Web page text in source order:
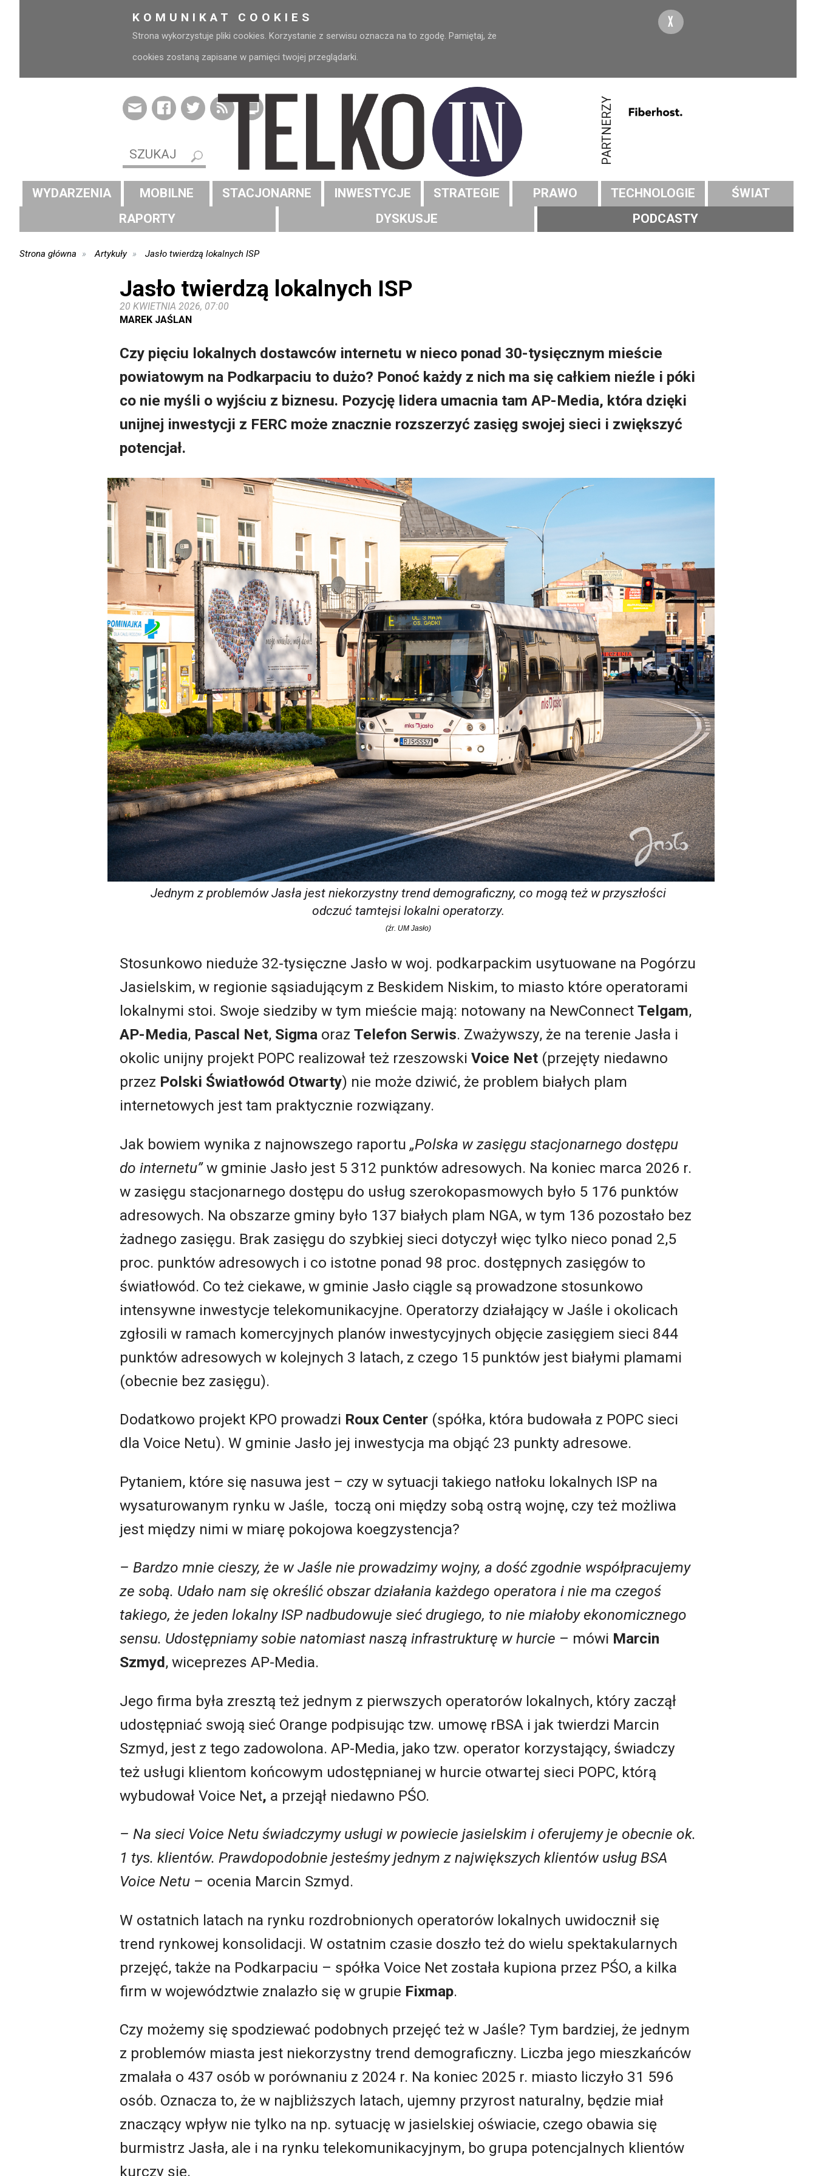
KOMUNIKAT COOKIES
Strona wykorzystuje pliki cookies. Korzystanie z serwisu oznacza na to zgodę. Pamiętaj, że
cookies zostaną zapisane w pamięci twojej przeglądarki.
X
PARTNERZY
WYDARZENIA MOBILNE STACJONARNE INWESTYCJE STRATEGIE PRAWO TECHNOLOGIE
ŚWIAT
RAPORTY
DYSKUSJE PODCASTY
Strona główna Artykuły Jasło twierdzą lokalnych ISP
Jasło twierdzą lokalnych ISP
20 KWIETNIA 2026, 07:00
MAREK JAŚLAN
Czy pięciu lokalnych dostawców internetu w nieco ponad 30-tysięcznym mieście
powiatowym na Podkarpaciu to dużo? Ponoć każdy z nich ma się całkiem nieźle i póki
co nie myśli o wyjściu z biznesu. Pozycję lidera umacnia tam AP-Media, która dzięki
unijnej inwestycji z FERC może znacznie rozszerzyć zasięg swojej sieci i zwiększyć
potencjał.
Jednym z problemów Jasła jest niekorzystny trend demograficzny, co mogą też w przyszłości
odczuć tamtejsi lokalni operatorzy.
(źr. UM Jasło)
Stosunkowo nieduże 32-tysięczne Jasło w woj. podkarpackim usytuowane na Pogórzu
Jasielskim, w regionie sąsiadującym z Beskidem Niskim, to miasto które operatorami
lokalnymi stoi. Swoje siedziby w tym mieście mają: notowany na NewConnect Telgam,
AP-Media, Pascal Net, Sigma oraz Telefon Serwis. Zważywszy, że na terenie Jasła i
okolic unijny projekt POPC realizował też rzeszowski Voice Net (przejęty niedawno
przez Polski Światłowód Otwarty) nie może dziwić, że problem białych plam
internetowych jest tam praktycznie rozwiązany.
Jak bowiem wynika z najnowszego raportu „Polska w zasięgu stacjonarnego dostępu
do internetu”w gminie Jasło jest 5 312 punktów adresowych. Na koniec marca 2026 r.
w zasięgu stacjonarnego dostępu do usług szerokopasmowych było 5 176 punktów
adresowych. Na obszarze gminy było 137 białych plam NGA, w tym 136 pozostało bez
żadnego zasięgu. Brak zasięgu do szybkiej sieci dotyczył więc tylko nieco ponad 2,5
proc. punktów adresowych i co istotne ponad 98 proc. dostępnych zasięgów to
światłowód. Co też ciekawe, w gminie Jasło ciągle są prowadzone stosunkowo
intensywne inwestycje telekomunikacyjne. Operatorzy działający w Jaśle i okolicach
zgłosili w ramach komercyjnych planów inwestycyjnych objęcie zasięgiem sieci 844
punktów adresowych w kolejnych 3 latach, z czego 15 punktów jest białymi plamami
(obecnie bez zasięgu).
Dodatkowo projekt KPO prowadzi Roux Center (spółka, która budowała z POPC sieci
dla Voice Netu). W gminie Jasło jej inwestycja ma objąć 23 punkty adresowe.
Pytaniem, które się nasuwa jest – czy w sytuacji takiego natłoku lokalnych ISP na
wysaturowanym rynku w Jaśle, toczą oni między sobą ostrą wojnę, czy też możliwa
jest między nimi w miarę pokojowa koegzystencja?
– Bardzo mnie cieszy, że w Jaśle nie prowadzimy wojny, a dość zgodnie współpracujemy
ze sobą. Udało nam się określić obszar działania każdego operatora i nie ma czegoś
takiego, że jeden lokalny ISP nadbudowuje sieć drugiego, to nie miałoby ekonomicznego
sensu. Udostępniamy sobie natomiast naszą infrastrukturę w hurcie – mówi Marcin
Szmyd, wiceprezes AP-Media.
Jego firma była zresztą też jednym z pierwszych operatorów lokalnych, który zaczął
udostępniać swoją sieć Orange podpisując tzw. umowę rBSA i jak twierdzi Marcin
Szmyd, jest z tego zadowolona. AP-Media, jako tzw. operator korzystający, świadczy
też usługi klientom końcowym udostępnianej w hurcie otwartej sieci POPC, którą
wybudował Voice Net, a przejął niedawno PŚO.
– Na sieci Voice Netu świadczymy usługi w powiecie jasielskim i oferujemy je obecnie ok.
1 tys. klientów. Prawdopodobnie jesteśmy jednym z największych klientów usług BSA
Voice Netu – ocenia Marcin Szmyd.
W ostatnich latach na rynku rozdrobnionych operatorów lokalnych uwidocznił się
trend rynkowej konsolidacji. W ostatnim czasie doszło też do wielu spektakularnych
przejęć, także na Podkarpaciu – spółka Voice Net została kupiona przez PŚO, a kilka
firm w województwie znalazło się w grupie Fixmap.
Czy możemy się spodziewać podobnych przejęć też w Jaśle? Tym bardziej, że jednym
z problemów miasta jest niekorzystny trend demograficzny. Liczba jego mieszkańców
zmalała o 437 osób w porównaniu z 2024 r. Na koniec 2025 r. miasto liczyło 31 596
osób. Oznacza to, że w najbliższych latach, ujemny przyrost naturalny, będzie miał
znaczący wpływ nie tylko na np. sytuację w jasielskiej oświacie, czego obawia się
burmistrz Jasła, ale i na rynku telekomunikacyjnym, bo grupa potencjalnych klientów
kurczy się.